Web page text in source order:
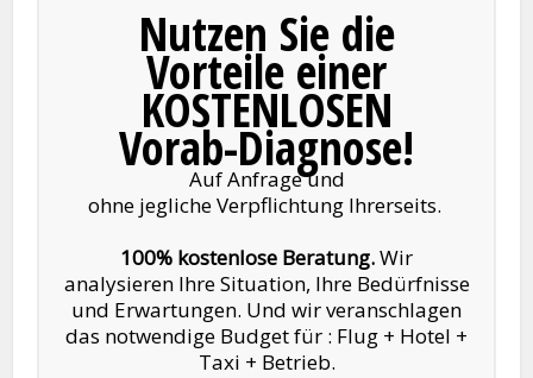
Nutzen Sie die
Vorteile einer
KOSTENLOSEN
Vorab-Diagnose!
Auf Anfrage und
ohne jegliche Verpflichtung Ihrerseits.
100% kostenlose Beratung.Wir
analysieren Ihre Situation, Ihre Bedürfnisse
und Erwartungen. Und wir veranschlagen
das notwendige Budget für : Flug + Hotel +
Taxi + Betrieb.